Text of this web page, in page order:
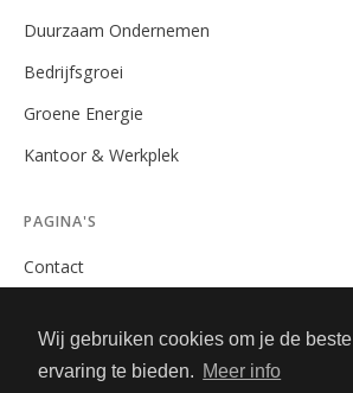
Wij gebruiken cookies om je de beste
ervaring te bieden. Meer info
Duurzaam Ondernemen
Bedrijfsgroei
Groene Energie
Kantoor & Werkplek
PAGINA'S
Contact
Algemene Voorwaarden